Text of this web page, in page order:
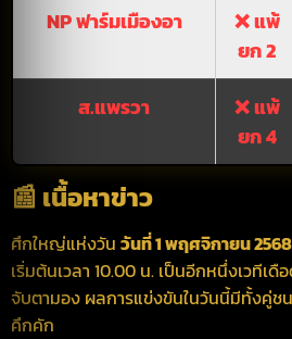
NP ฟาร์มเมืองอา
❌ แพ้
ยก 2
ส.แพรวา
❌ แพ้
ยก 4
📰 เนื้อหาข่าว
ศึกใหญ่แห่งวัน วันที่ 1 พฤศจิกายน 2568
เริ่มต้นเวลา 10.00 น. เป็นอีกหนึ่งเวทีเ
จับตามอง ผลการแข่งขันในวันนี้มีทั้งคู่ช
คึกคัก